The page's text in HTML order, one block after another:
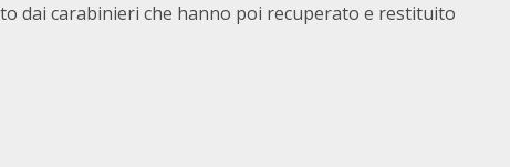
dai carabinieri che hanno poi recuperato e restituito